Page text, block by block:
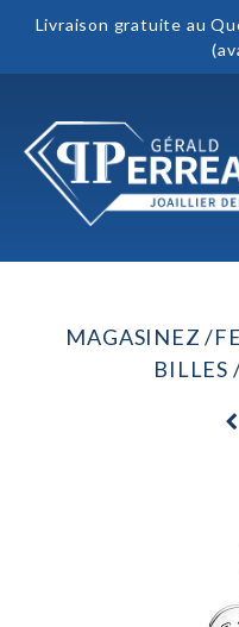
Livraison gratuite au
MAGASINEZ
BILLES